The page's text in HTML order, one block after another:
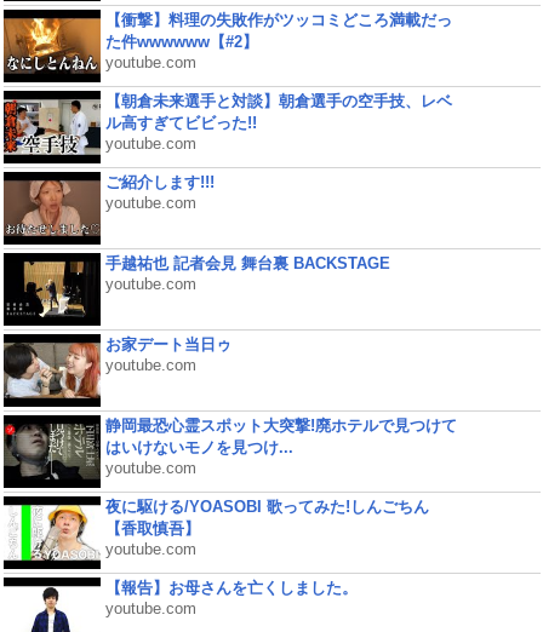
【衝撃】料理の失敗作がツッコミどころ満載だっ
た件wwwwww【#2】
youtube.com
【朝倉未来選手と対談】朝倉選手の空手技、レベ
ル高すぎてビビった!!
youtube.com
ご紹介します!!!
youtube.com
手越祐也 記者会見 舞台裏 BACKSTAGE
youtube.com
お家デート当日ゥ
youtube.com
静岡最恐心霊スポット大突撃!廃ホテルで見つけて
はいけないモノを見つけ...
youtube.com
夜に駆ける/YOASOBI 歌ってみた!しんごちん
【香取慎吾】
youtube.com
【報告】お母さんを亡くしました。
youtube.com